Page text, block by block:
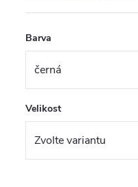
Barva
Velikost